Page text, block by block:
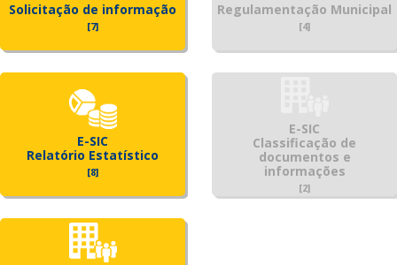
Solicitação de informação
[7]
Regulamentação Municipal
[4]
E-SIC
Relatório Estatístico
[8]
E-SIC
Classificação de
documentos e
informações
[2]